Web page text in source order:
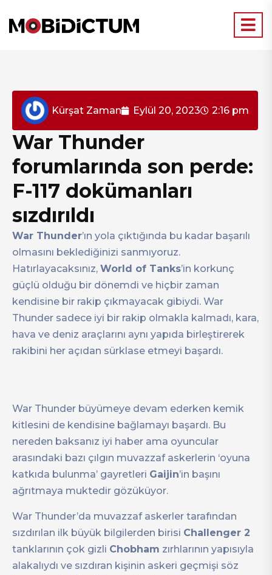
Kürşat Zaman Eylül 20, 2023 2:16 pm
War Thunder
forumlarında son perde:
F-117 dokümanları
sızdırıldı
War Thunder’ın yola çıktığında bu kadar başarılı
olmasını beklediğinizi sanmıyoruz.
Hatırlayacaksınız, World of Tanks’in korkunç
güçlü olduğu bir dönemdi ve hiçbir zaman
kendisine bir rakip çıkmayacak gibiydi. War
Thunder sadece iyi bir rakip olmakla kalmadı, kara,
hava ve deniz araçlarını aynı yapıda birleştirerek
rakibini her açıdan sürklase etmeyi başardı.
War Thunder büyümeye devam ederken kemik
kitlesini de kendisine bağlamayı başardı. Bu
nereden baksanız iyi haber ama oyuncular
arasındaki bazı çılgın muvazzaf askerlerin ‘oyuna
katkıda bulunma’ gayretleri Gaijin’in başını
ağrıtmaya muktedir gözüküyor.
War Thunder’da muvazzaf askerler tarafından
sızdırılan ilk büyük bilgilerden birisi Challenger 2
tanklarının çok gizli Chobham zırhlarının yapısıyla
alakalıydı ve sızdıran kişinin askeri geçmişi söz